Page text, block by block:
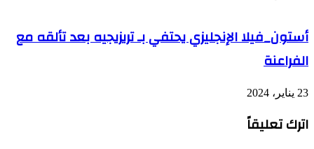
أستون_فيلا الإنجليزي يحتفي بـ تريزيجيه بعد تألقه مع
الفراعنة
23 يناير، 2024
اترك تعليقاً